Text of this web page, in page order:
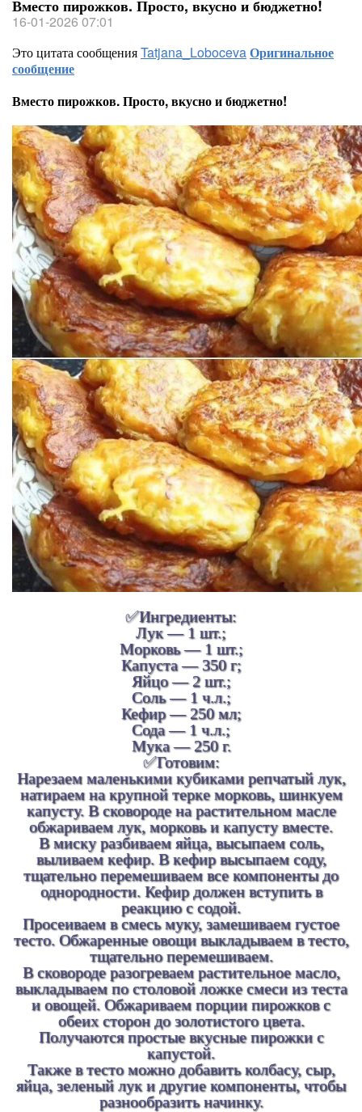
Вместо пирожков. Просто, вкусно и бюджетно!
16-01-2026 07:01
Это цитата сообщенияTatjana_LobocevaОригинальное
сообщение
Вместо пирожков. Просто, вкусно и бюджетно!
✅Ингредиенты:
Лук — 1 шт.;
Морковь — 1 шт.;
Капуста — 350 г;
Яйцо — 2 шт.;
Соль — 1 ч.л.;
Кефир — 250 мл;
Сода — 1 ч.л.;
Мука — 250 г.
✅Готовим:
Нарезаем маленькими кубиками репчатый лук,
натираем на крупной терке морковь, шинкуем
капусту. В сковороде на растительном масле
обжариваем лук, морковь и капусту вместе.
В миску разбиваем яйца, высыпаем соль,
выливаем кефир. В кефир высыпаем соду,
тщательно перемешиваем все компоненты до
однородности. Кефир должен вступить в
реакцию с содой.
Просеиваем в смесь муку, замешиваем густое
тесто. Обжаренные овощи выкладываем в тесто,
тщательно перемешиваем.
В сковороде разогреваем растительное масло,
выкладываем по столовой ложке смеси из теста
и овощей. Обжариваем порции пирожков с
обеих сторон до золотистого цвета.
Получаются простые вкусные пирожки с
капустой.
Также в тесто можно добавить колбасу, сыр,
яйца, зеленый лук и другие компоненты, чтобы
разнообразить начинку.